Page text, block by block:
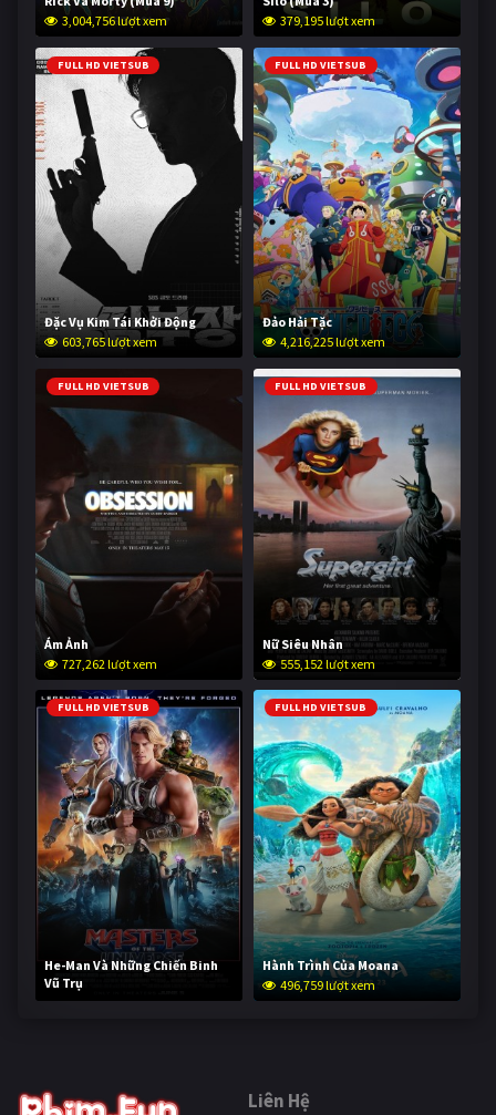
3,004,756 lượt xem
379,195 lượt xem
FULL HD VIETSUB
Đặc Vụ Kim Tái Khởi Động
603,765 lượt xem
FULL HD VIETSUB
Đảo Hải Tặc
4,216,225 lượt xem
FULL HD VIETSUB
Ám Ảnh
727,262 lượt xem
FULL HD VIETSUB
Nữ Siêu Nhân
555,152 lượt xem
FULL HD VIETSUB
He-Man Và Những Chiến Binh
Vũ Trụ
245,826 lượt xem
FULL HD VIETSUB
Hành Trình Của Moana
496,759 lượt xem
Liên Hệ